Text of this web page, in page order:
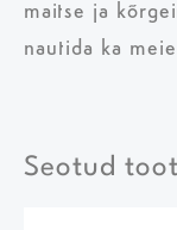
maitse ja
nautida ka
Seotud